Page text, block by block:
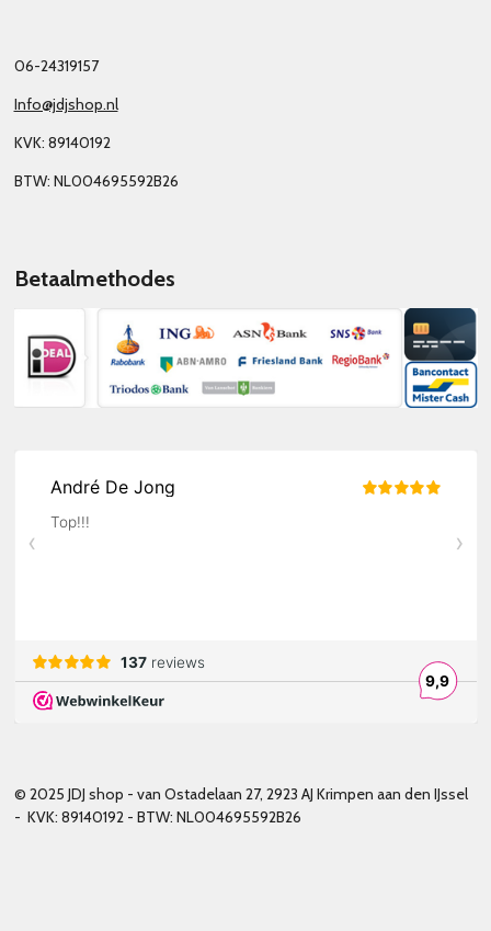
06-24319157
Info@jdjshop.nl
KVK: 89140192
BTW: NL004695592B26
Betaalmethodes
© 2025 JDJ shop - van Ostadelaan 27, 2923 AJ Krimpen aan den IJssel
- KVK: 89140192 - BTW: NL004695592B26